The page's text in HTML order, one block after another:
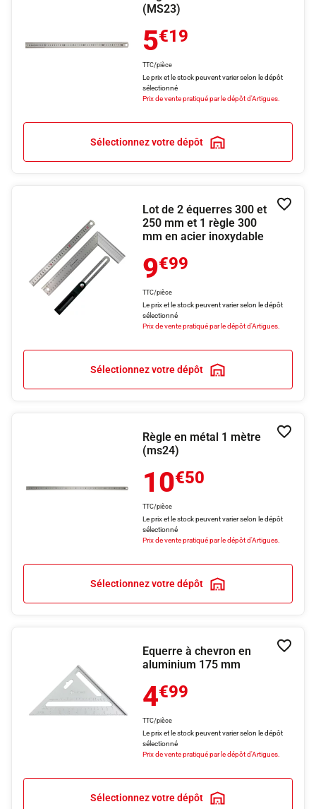
(MS23)
5€19
TTC/pièce
Le prix et le stock peuvent varier selon le dépôt
sélectionné
Prix de vente pratiqué par le dépôt d'Artigues.
Sélectionnez votre dépôt
Lot de 2 équerres 300 et
250 mm et 1 règle 300
mm en acier inoxydable
9€99
TTC/pièce
Le prix et le stock peuvent varier selon le dépôt
sélectionné
Prix de vente pratiqué par le dépôt d'Artigues.
Sélectionnez votre dépôt
Règle en métal 1 mètre
(ms24)
10€50
TTC/pièce
Le prix et le stock peuvent varier selon le dépôt
sélectionné
Prix de vente pratiqué par le dépôt d'Artigues.
Sélectionnez votre dépôt
Equerre à chevron en
aluminium 175 mm
4€99
TTC/pièce
Le prix et le stock peuvent varier selon le dépôt
sélectionné
Prix de vente pratiqué par le dépôt d'Artigues.
Sélectionnez votre dépôt